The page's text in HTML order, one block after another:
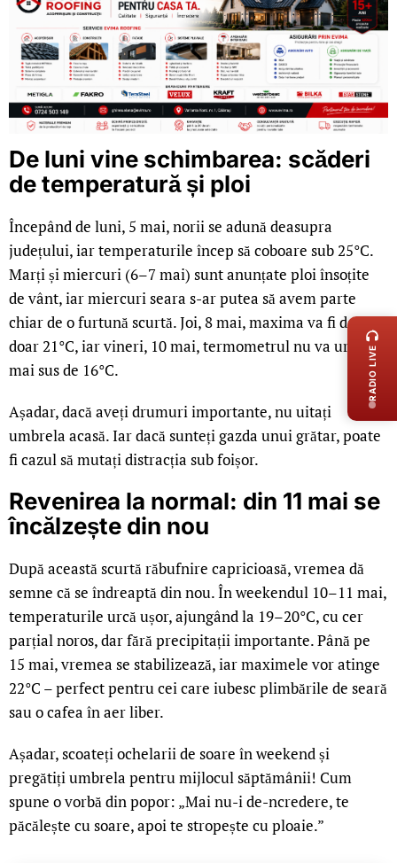
De luni vine schimbarea: scăderi
de temperatură și ploi
Începând de luni, 5 mai, norii se adună deasupra
județului, iar temperaturile încep să coboare sub 25°C.
Marți și miercuri (6–7 mai) sunt anunțate ploi însoțite
de vânt, iar miercuri seara s-ar putea să avem parte
chiar de o furtună scurtă. Joi, 8 mai, maxima va fi de
doar 21°C, iar vineri, 10 mai, termometrul nu va urca
mai sus de 16°C.
Așadar, dacă aveți drumuri importante, nu uitați
umbrela acasă. Iar dacă sunteți gazda unui grătar, poate
fi cazul să mutați distracția sub foișor.
Revenirea la normal: din 11 mai se
încălzește din nou
După această scurtă răbufnire capricioasă, vremea dă
semne că se îndreaptă din nou. În weekendul 10–11 mai,
temperaturile urcă ușor, ajungând la 19–20°C, cu cer
parțial noros, dar fără precipitații importante. Până pe
15 mai, vremea se stabilizează, iar maximele vor atinge
22°C – perfect pentru cei care iubesc plimbările de seară
sau o cafea în aer liber.
Așadar, scoateți ochelarii de soare în weekend și
pregătiți umbrela pentru mijlocul săptămânii! Cum
spune o vorbă din popor: „Mai nu-i de-ncredere, te
păcălește cu soare, apoi te stropește cu ploaie.”
RADIO LIVE